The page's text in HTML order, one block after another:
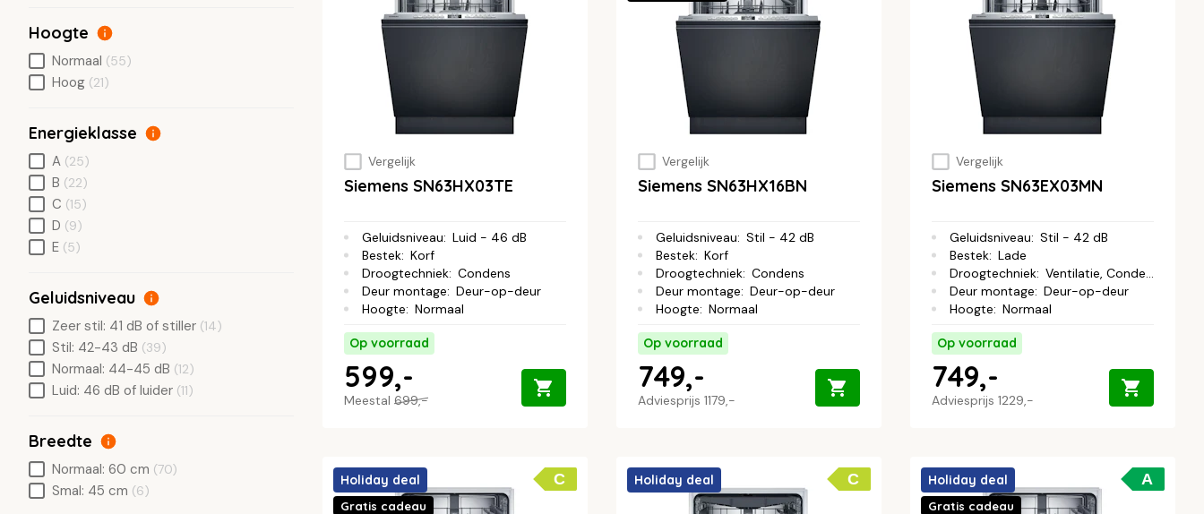
Vergelijk
Siemens SN63HX03TE
Geluidsniveau: Luid - 46 dB
Bestek: Korf
Droogtechniek: Condens
Deur montage: Deur-op-deur
Hoogte: Normaal
Op voorraad
Meestal 699,-
599,-
Vergelijk
Siemens SN63HX16BN
Geluidsniveau: Stil - 42 dB
Bestek: Korf
Droogtechniek: Condens
Deur montage: Deur-op-deur
Hoogte: Normaal
Op voorraad
Adviesprijs 1179,-
749,-
Vergelijk
Siemens SN63EX03MN
Geluidsniveau: Stil - 42 dB
Bestek: Lade
Droogtechniek: Ventilatie, Condens
Deur montage: Deur-op-deur
Hoogte: Normaal
Op voorraad
Adviesprijs 1229,-
749,-
C
Holiday deal
Gratis cadeau
C
Holiday deal A
Holiday deal
Gratis cadeau
Hoogte
Normaal (55)
Hoog (21)
Energieklasse
A (25)
B (22)
C (15)
D (9)
E (5)
Geluidsniveau
Zeer stil: 41 dB of stiller (14)
Stil: 42-43 dB (39)
Normaal: 44-45 dB (12)
Luid: 46 dB of luider (11)
Breedte
Normaal: 60 cm (70)
Smal: 45 cm (6)